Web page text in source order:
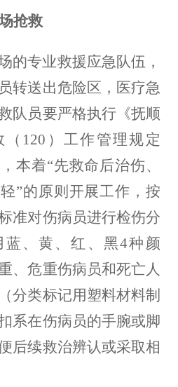
抢救
的专业救援应急队伍，
转送出危险区，医疗急
队员要严格执行《抚顺
120）工作管理规定
本着“先救命后治伤、
”的原则开展工作，按
准对伤病员进行检伤分
蓝、黄、红、黑4种颜
、危重伤病员和死亡人
分类标记用塑料材料制
系在伤病员的手腕或脚
后续救治辨认或采取相